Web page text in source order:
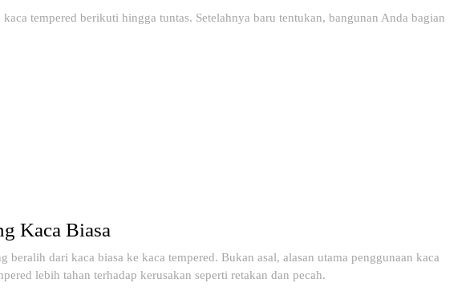
tempered berikuti hingga tuntas. Setelahnya baru tentukan, bangunan Anda bagian
Kaca Biasa
dari kaca biasa ke kaca tempered. Bukan asal, alasan utama penggunaan kaca
lebih tahan terhadap kerusakan seperti retakan dan pecah.